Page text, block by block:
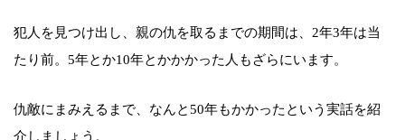
犯人を見つけ出し、親の仇を取るまでの期間は、2年3年は当
たり前。5年とか10年とかかかった人もざらにいます。
仇敵にまみえるまで、なんと50年もかかったという実話を紹
介しましょう。